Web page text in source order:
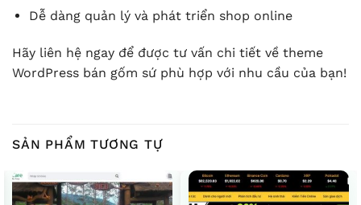
Dễ dàng quản lý và phát triển shop online
Hãy liên hệ ngay để được tư vấn chi tiết về theme
WordPress bán gốm sứ phù hợp với nhu cầu của bạn!
SẢN PHẨM TƯƠNG TỰ